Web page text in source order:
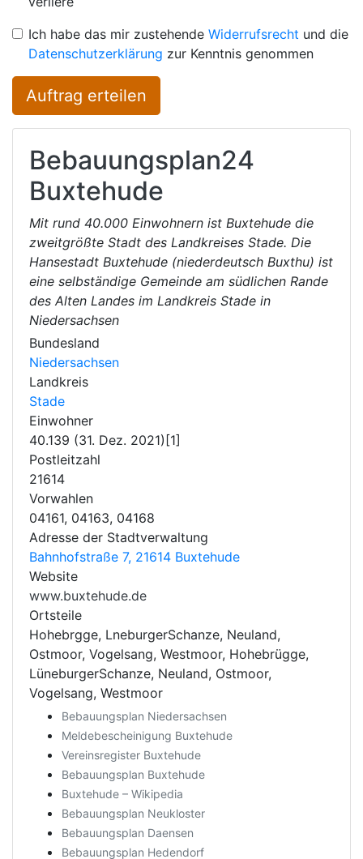
Ich habe das mir zustehende Widerrufsrecht und die
Datenschutzerklärung zur Kenntnis genommen
Auftrag erteilen
Bebauungsplan24
Buxtehude
Mit rund 40.000 Einwohnern ist Buxtehude die
zweitgrößte Stadt des Landkreises Stade. Die
Hansestadt Buxtehude (niederdeutsch Buxthu) ist
eine selbständige Gemeinde am südlichen Rande
des Alten Landes im Landkreis Stade in
Niedersachsen
Bundesland
Niedersachsen
Landkreis
Stade
Einwohner
40.139 (31. Dez. 2021)[1]
Postleitzahl
21614
Vorwahlen
04161, 04163, 04168
Adresse der Stadtverwaltung
Bahnhofstraße 7, 21614 Buxtehude
Website
www.buxtehude.de
Ortsteile
Hohebrgge, LneburgerSchanze, Neuland,
Ostmoor, Vogelsang, Westmoor, Hohebrügge,
LüneburgerSchanze, Neuland, Ostmoor,
Vogelsang, Westmoor
Bebauungsplan Niedersachsen
Meldebescheinigung Buxtehude
Vereinsregister Buxtehude
Bebauungsplan Buxtehude
Buxtehude – Wikipedia
Bebauungsplan Neukloster
Bebauungsplan Daensen
Bebauungsplan Hedendorf